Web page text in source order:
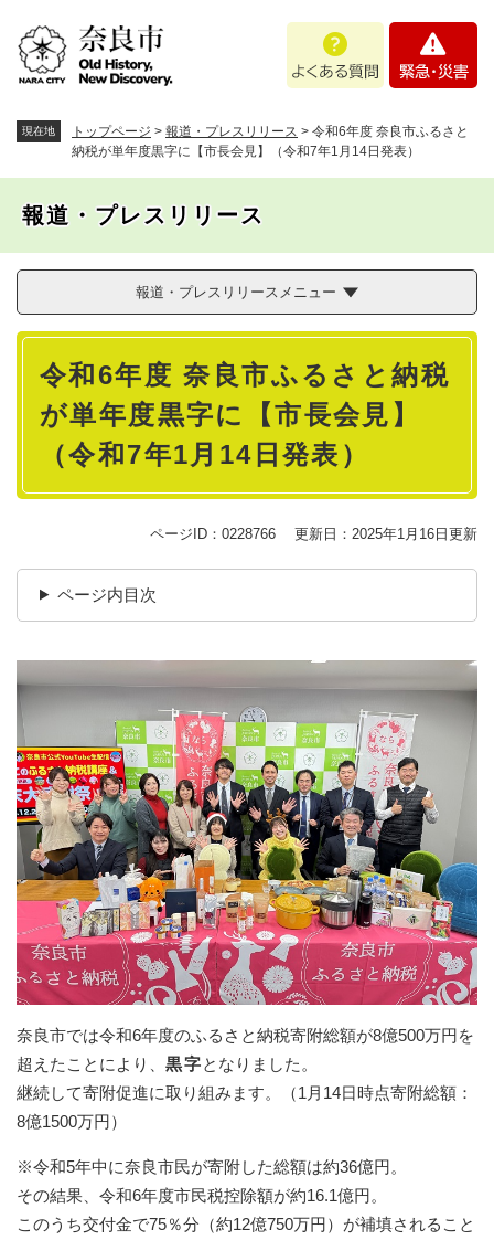
あ
問
・
現在地 トップページ > 報道・プレスリリース > 令和6年度 奈良市ふるさと
納税が単年度黒字に【市長会見】（令和7年1月14日発表）
報道・プレスリリース
報道・プレスリリースメニュー
本
令和6年度 奈良市ふるさと納税
が単年度黒字に【市長会見】
（令和7年1月14日発表）
ページID：0228766 更新日：2025年1月16日更新
ページ内目次
奈良市では令和6年度のふるさと納税寄附総額が8億500万円を
超えたことにより、 黒字となりました。
継続して寄附促進に取り組みます。（1月14日時点寄附総額：
8億1500万円）
※令和5年中に奈良市民が寄附した総額は約36億円。
その結果、令和6年度市民税控除額が約16.1億円。
このうち交付金で75％分（約12億750万円）が補填されること